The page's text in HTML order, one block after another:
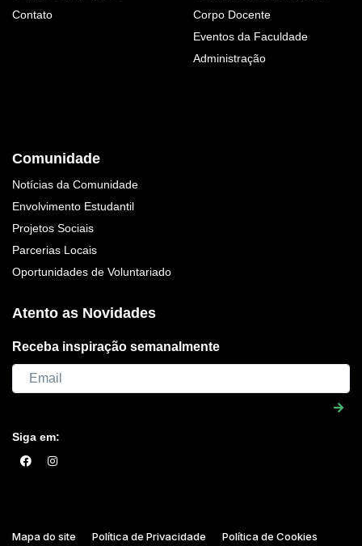
Contato
Corpo Docente
Eventos da Faculdade
Administração
Comunidade
Notícias da Comunidade
Envolvimento Estudantil
Projetos Sociais
Parcerias Locais
Oportunidades de Voluntariado
Atento as Novidades
Receba inspiração semanalmente
Siga em:
Mapa do site Política de Privacidade Política de Cookies